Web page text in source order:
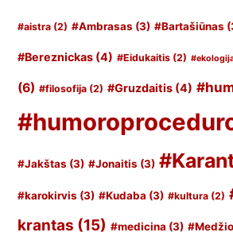
#aistra (2) #Ambrasas (3) #Bartašiūnas
#Bereznickas (4) #Eidukaitis (2)
(6) #filosofija (2) #Gruzdaitis (4)
#Jakštas (3) #Jonaitis (3)
#karokirvis (3) #Kudaba (3) #kultura (2)
krantas (15) #medicina (3)